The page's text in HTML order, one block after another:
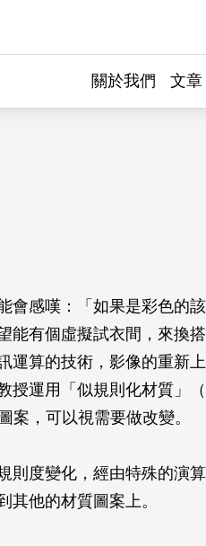
關於我們 文章
會感嘆：「如果是彩色的
能有個虛擬試衣間，來換
運算的技術，影像的重新
授運用「似規則化材質」
案，可以視需要做改變。
則度變化，經由特殊的演
其他的材質圖案上。